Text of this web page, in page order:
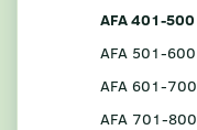
AFA 401-500
AFA 501-600
AFA 601-700
AFA 701-800